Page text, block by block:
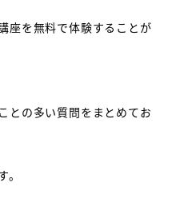
座を無料で体験することが
との多い質問をまとめてお